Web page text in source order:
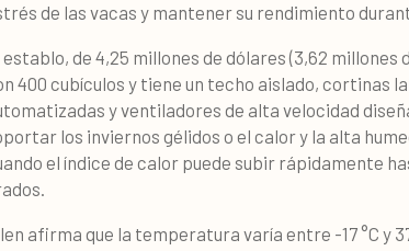
de las vacas y mantener su rendimiento
establo, de 4,25 millones de dólares (3,62 millones
400 cubículos y tiene un techo aislado, cortinas
y ventiladores de alta velocidad
los inviernos gélidos o el calor y la alta
el índice de calor puede subir rápidamente
afirma que la temperatura varía entre -17 °C y